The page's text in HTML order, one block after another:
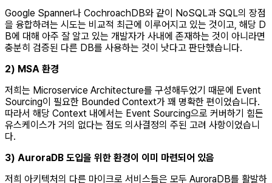
Google Spanner나 CochroachDB와 같이 NoSQL과 SQL의 장점
을 융합하려는 시도는 비교적 최근에 이루어지고 있는 것이고, 해당 D
B에 대해 아주 잘 알고 있는 개발자가 사내에 존재하는 것이 아니라면
충분히 검증된 다른 DB를 사용하는 것이 낫다고 판단했습니다.
2) MSA 환경
저희는 Microservice Architecture를 구성해두었기 때문에 Event
Sourcing이 필요한 Bounded Context가 꽤 명확한 편이었습니다.
따라서 해당 Context 내에서는 Event Sourcing으로 커버하기 힘든
유스케이스가 거의 없다는 점도 의사결정의 주된 고려 사항이었습니
다.
3) AuroraDB 도입을 위한 환경이 이미 마련되어 있음
저희 아키텍처의 다른 마이크로 서비스들은 모두 AuroraDB를 활발하